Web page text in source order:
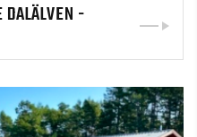
DALÄLVEN -